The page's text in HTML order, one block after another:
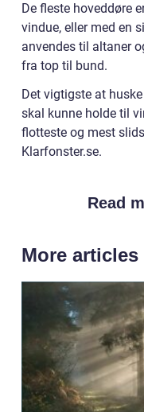
De fleste hoveddøre
vindue, eller med en
anvendes til altaner
fra top til bund.
Det vigtigste at
skal kunne holde til
flotteste og mest
Klarfonster.se.
Read
More articles